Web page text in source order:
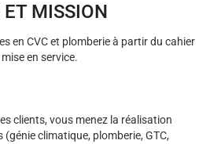
MISSION
en CVC et plomberie à partir du cahier
en service.
clients, vous menez la réalisation
climatique, plomberie, GTC,